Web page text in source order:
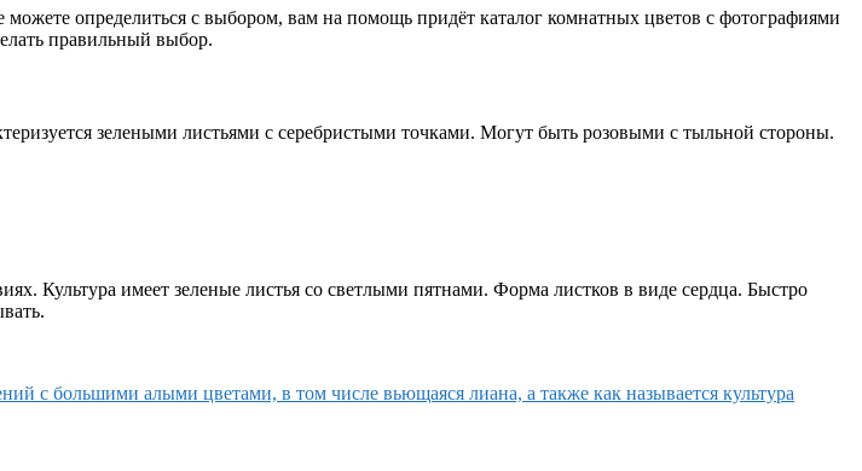
определиться с выбором, вам на помощь придёт каталог комнатных цветов с фотографиями
правильный выбор.
зелеными листьями с серебристыми точками. Могут быть розовыми с тыльной стороны.
Культура имеет зеленые листья со светлыми пятнами. Форма листков в виде сердца. Быстро